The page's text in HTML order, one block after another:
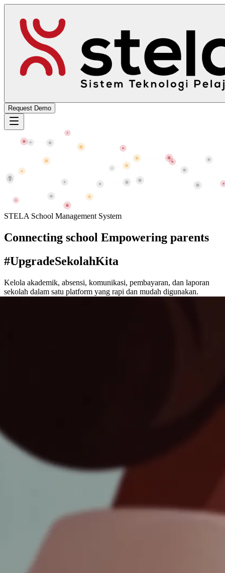
Request Demo
STELA School Management System
Connecting school Empowering parents
#UpgradeSekolahKita
Kelola akademik, absensi, komunikasi, pembayaran, dan laporan
sekolah dalam satu platform yang rapi dan mudah digunakan.